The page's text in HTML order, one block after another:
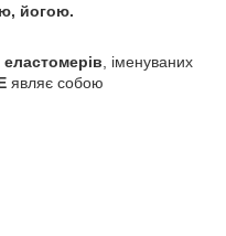
йогою.
, іменуваних
являє собою